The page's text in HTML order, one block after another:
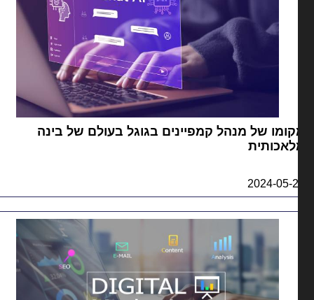
של מנהל קמפיינים בגוגל בעולם של בינה
2024-05-